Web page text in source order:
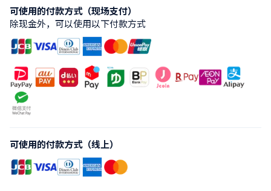
可使用的付款方式（现场支付）
除现金外，可以使用以下付款方式
可使用的付款方式（线上）